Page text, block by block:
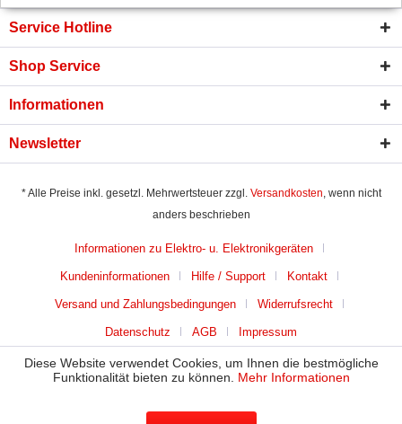
Service Hotline
Shop Service
Informationen
Newsletter
* Alle Preise inkl. gesetzl. Mehrwertsteuer zzgl. Versandkosten, wenn nicht
anders beschrieben
Informationen zu Elektro- u. Elektronikgeräten
Kundeninformationen Hilfe / Support Kontakt
Versand und Zahlungsbedingungen Widerrufsrecht
Datenschutz AGB Impressum
Diese Website verwendet Cookies, um Ihnen die bestmögliche
Funktionalität bieten zu können. Mehr Informationen